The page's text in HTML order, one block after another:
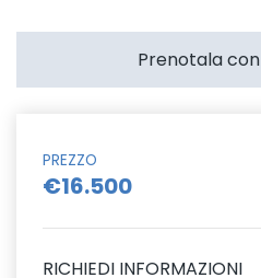
Prenotala con
PREZZO
€16.500
RICHIEDI INFORMAZIONI